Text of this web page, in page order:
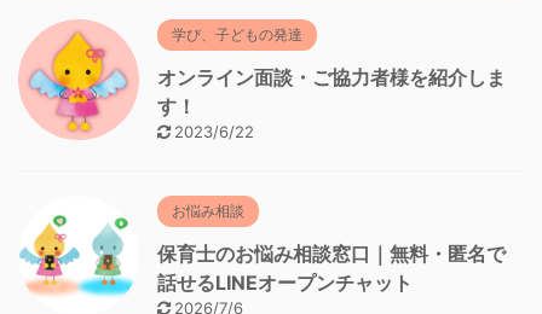
学び、子どもの発達
オンライン面談・ご協力者様を紹介しま
す！
2023/6/22
お悩み相談
保育士のお悩み相談窓口｜無料・匿名で
話せるLINEオープンチャット
2026/7/6